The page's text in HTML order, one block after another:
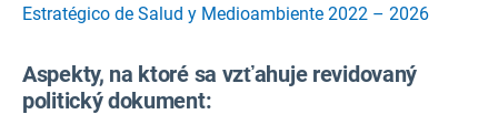
Estratégico de Salud y Medioambiente 2022 – 2026
Aspekty, na ktoré sa vzťahuje revidovaný
politický dokument: